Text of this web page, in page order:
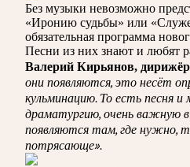
Без музыки невозможно
«Иронию судьбы» или
обязательная программа
Песни из них знают и любят
Валерий Кирьянов,
они появляются, это несёт
кульминацию. То есть песня
драматургию, очень важную
появляются там, где нужно,
потрясающе».